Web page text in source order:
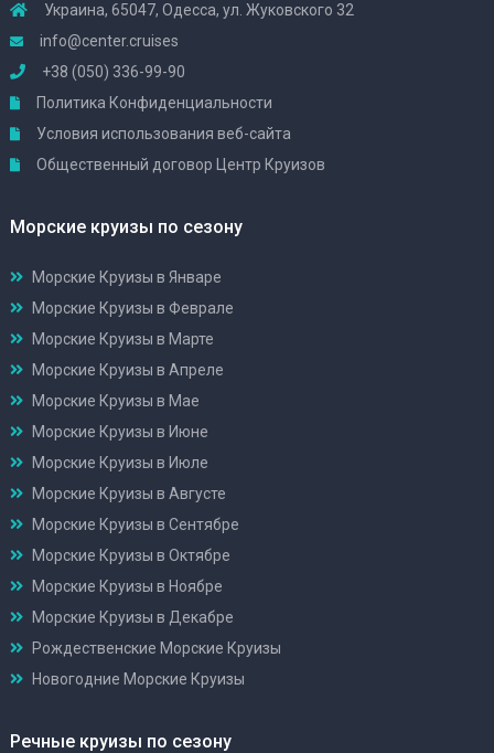
Украина, 65047, Одесса, ул. Жуковского 32
info@center.cruises
+38 (050) 336-99-90
Политика Конфиденциальности
Условия использования веб-сайта
Общественный договор Центр Круизов
Морские круизы по сезону
Морские Круизы в Январе
Морские Круизы в Феврале
Морские Круизы в Марте
Морские Круизы в Апреле
Морские Круизы в Мае
Морские Круизы в Июне
Морские Круизы в Июле
Морские Круизы в Августе
Морские Круизы в Сентябре
Морские Круизы в Октябре
Морские Круизы в Ноябре
Морские Круизы в Декабре
Рождественские Морские Круизы
Новогодние Морские Круизы
Речные круизы по сезону